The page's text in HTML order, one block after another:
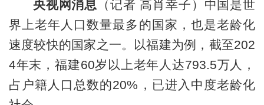
央视网消息 （记者 高肖幸子）中国是世
界上老年人口数量最多的国家，也是老龄化
速度较快的国家之一。以福建为例，截至202
4年末，福建60岁以上老年人达793.5万人，
占户籍人口总数的20%，已进入中度老龄化